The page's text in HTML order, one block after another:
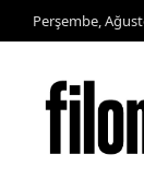
Perşembe,